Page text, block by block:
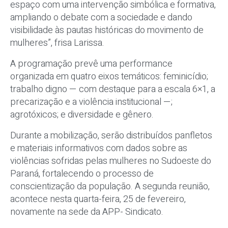
espaço com uma intervenção simbólica e formativa,
ampliando o debate com a sociedade e dando
visibilidade às pautas históricas do movimento de
mulheres”, frisa Larissa.
A programação prevê uma performance
organizada em quatro eixos temáticos: feminicídio;
trabalho digno — com destaque para a escala 6×1, a
precarização e a violência institucional —;
agrotóxicos; e diversidade e gênero.
Durante a mobilização, serão distribuídos panfletos
e materiais informativos com dados sobre as
violências sofridas pelas mulheres no Sudoeste do
Paraná, fortalecendo o processo de
conscientização da população. A segunda reunião,
acontece nesta quarta-feira, 25 de fevereiro,
novamente na sede da APP- Sindicato.